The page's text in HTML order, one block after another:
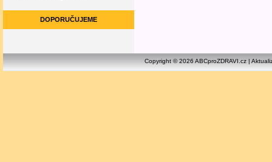
DOPORUČUJEME
Copyright © 2026 ABCproZDRAVI.cz |